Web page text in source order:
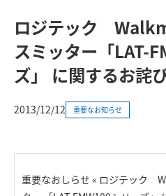
ロジテック
スミッター「LAT-
ズ」 に関するお詫
2013/12/12 重要なお知らせ
重要なおしらせ « ロジテック